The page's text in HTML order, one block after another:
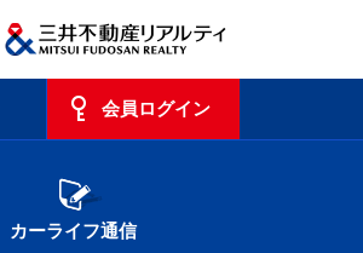
会員ログイン
カーライフ通信